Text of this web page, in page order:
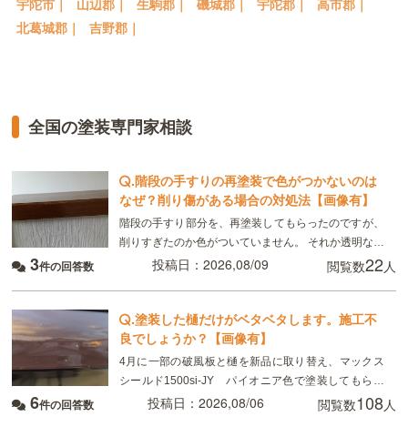
北葛城郡｜
吉野郡｜
全国の塗装専門家相談
.階段の手すりの再塗装で色がつかないのは
なぜ？削り傷がある場合の対処法【画像有】
階段の手すり部分を、再塗装してもらったのですが、
削りすぎたのか色がついていません。 それか透明な塗
料だけぬって、塗装はしていないのでしょうか？以前
3件の回答数 投稿日：2026,08/09 閲覧数22人
.塗装した樋だけがベタベタします。施工不
良でしょうか？【画像有】
4月に一部の破風板と樋を新品に取り替え、マックス
シールド1500si-JY パイオニア色で塗装してもらい
ました。 8月現在、樋がベタベタして小さい虫が張り
6件の回答数 投稿日：2026,08/06 閲覧数108人